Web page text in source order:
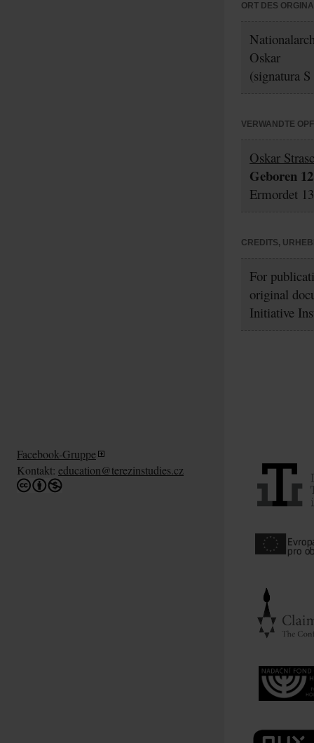
ORT DES
Oskar
(signatura
VERWANDTE
Oskar
Geboren
Ermordet
CREDITS,
For
original
Initiative
Facebook-Gruppe
Kontakt: education@terezinstudies.cz